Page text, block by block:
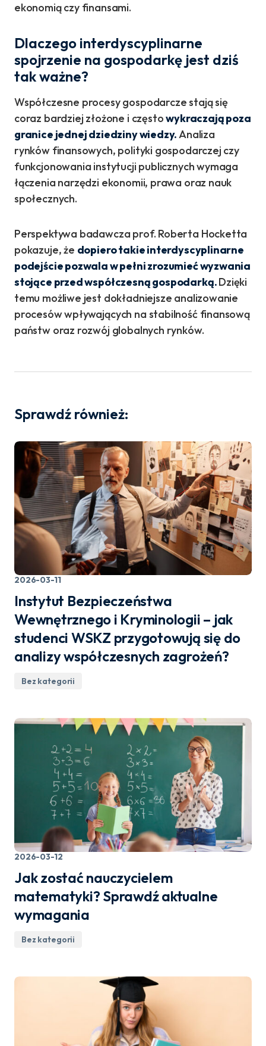
ekonomią czy finansami.
Dlaczego interdyscyplinarne
spojrzenie na gospodarkę jest dziś
tak ważne?
Współczesne procesy gospodarcze stają się
coraz bardziej złożone i częstowykraczają poza
granice jednej dziedziny wiedzy.Analiza
rynków finansowych, polityki gospodarczej czy
funkcjonowania instytucji publicznych wymaga
łączenia narzędzi ekonomii, prawa oraz nauk
społecznych.
Perspektywa badawcza prof. Roberta Hocketta
pokazuje, że dopiero takie interdyscyplinarne
podejście pozwala w pełni zrozumieć wyzwania
stojące przed współczesną gospodarką.Dzięki
temu możliwe jest dokładniejsze analizowanie
procesów wpływających na stabilność finansową
państw oraz rozwój globalnych rynków.
Sprawdź również:
2026-03-11
Instytut Bezpieczeństwa
Wewnętrznego i Kryminologii – jak
studenci WSKZ przygotowują się do
analizy współczesnych zagrożeń?
Bez kategorii
2026-03-12
Jak zostać nauczycielem
matematyki? Sprawdź aktualne
wymagania
Bez kategorii